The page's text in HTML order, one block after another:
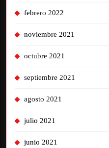
febrero 2022
noviembre 2021
octubre 2021
septiembre 2021
agosto 2021
julio 2021
junio 2021